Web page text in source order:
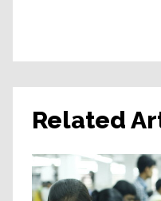
Related